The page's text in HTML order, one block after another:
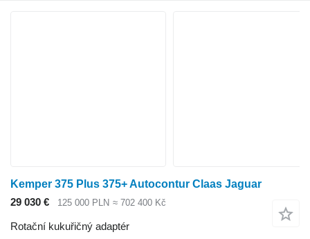
Kemper 375 Plus 375+ Autocontur Claas Jaguar
29 030 €
125 000 PLN ≈ 702 400 Kč
Rotační kukuřičný adaptér